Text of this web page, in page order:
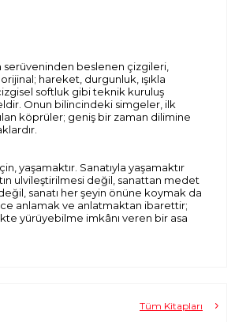
serüveninden beslenen çizgileri,
hareket, durgunluk, ışıkla
softluk gibi teknik kuruluş
Onun bilincindeki simgeler, ilk
köprüler; geniş bir zaman dilimine
yaşamaktır. Sanatıyla yaşamaktır
ulvileştirilmesi değil, sanattan medet
sanatı her şeyin önüne koymak da
anlamak ve anlatmaktan ibarettir;
yürüyebilme imkânı veren bir asa
eşyayla belli bir kültürel çerçevenin
Tüm Kitapları